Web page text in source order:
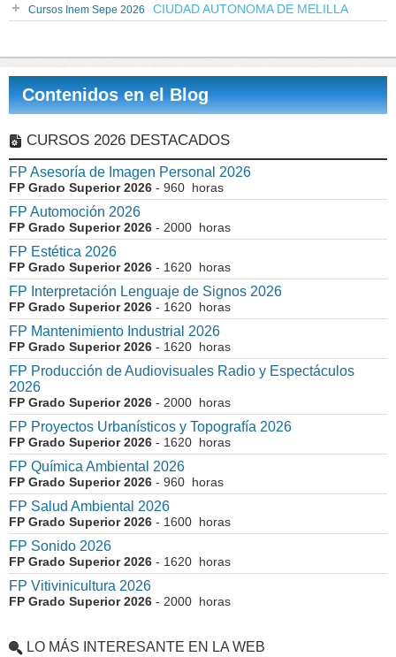
Cursos Inem Sepe 2026 CIUDAD AUTONOMA DE MELILLA
Contenidos en el Blog
CURSOS 2026 DESTACADOS
FP Asesoría de Imagen Personal 2026
FP Grado Superior 2026 - 960 horas
FP Automoción 2026
FP Grado Superior 2026 - 2000 horas
FP Estética 2026
FP Grado Superior 2026 - 1620 horas
FP Interpretación Lenguaje de Signos 2026
FP Grado Superior 2026 - 1620 horas
FP Mantenimiento Industrial 2026
FP Grado Superior 2026 - 1620 horas
FP Producción de Audiovisuales Radio y Espectáculos
2026
FP Grado Superior 2026 - 2000 horas
FP Proyectos Urbanísticos y Topografía 2026
FP Grado Superior 2026 - 1620 horas
FP Química Ambiental 2026
FP Grado Superior 2026 - 960 horas
FP Salud Ambiental 2026
FP Grado Superior 2026 - 1600 horas
FP Sonido 2026
FP Grado Superior 2026 - 1620 horas
FP Vitivinicultura 2026
FP Grado Superior 2026 - 2000 horas
LO MÁS INTERESANTE EN LA WEB